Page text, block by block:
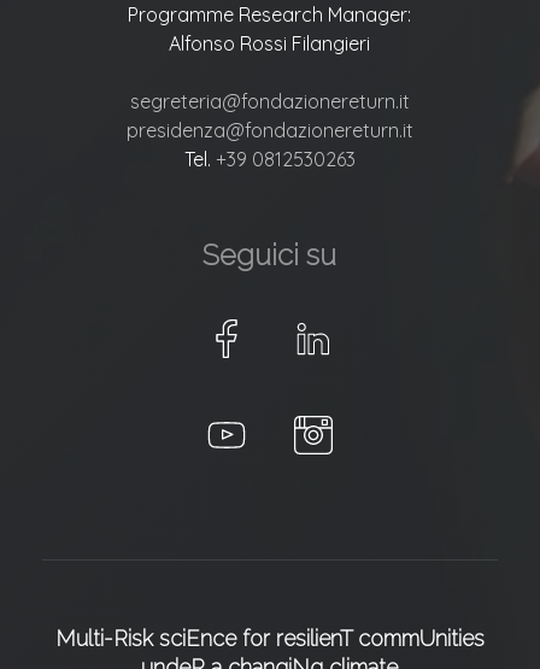
Programme Research Manager:
Alfonso Rossi Filangieri
segreteria@fondazionereturn.it
presidenza@fondazionereturn.it
Tel. +39 0812530263
Seguici su
Multi-Risk sciEnce for resilienT commUnities